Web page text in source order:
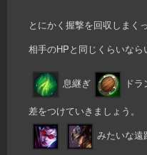
とにかく握撃を回収しまく
相手のHPと同じくらいなら
息継ぎ ド
差をつけていきましょう。
みたいな遠